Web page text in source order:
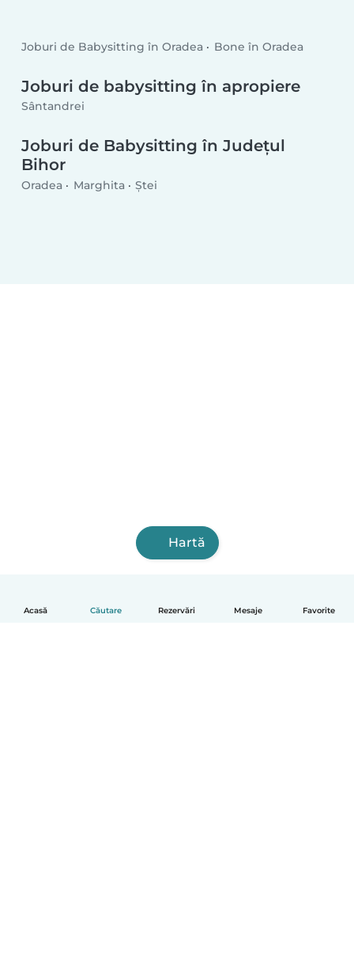
Acasă Căutare Rezervări Mesaje Favorite
Joburi de Babysitting în Oradea Bone în Oradea
Joburi de babysitting în apropiere
Sântandrei
Joburi de Babysitting în Județul
Bihor
Oradea Marghita Ștei
Hartă